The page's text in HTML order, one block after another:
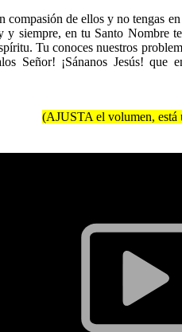
compasión de ellos y no tengas
y siempre, en tu Santo Nombre
Tu conoces nuestros
Señor! ¡Sánanos Jesús!
(AJUSTA el volumen, está